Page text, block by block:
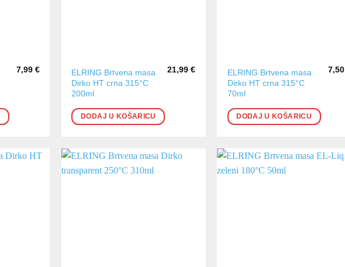
7,99€
ELRING Brtvena masa
Dirko HT crna 315°C
200ml
21,99€
DODAJ U KOŠARICU
ELRING Brtvena masa
Dirko HT crna 315°C
70ml
7,50
DODAJ U KOŠARICU